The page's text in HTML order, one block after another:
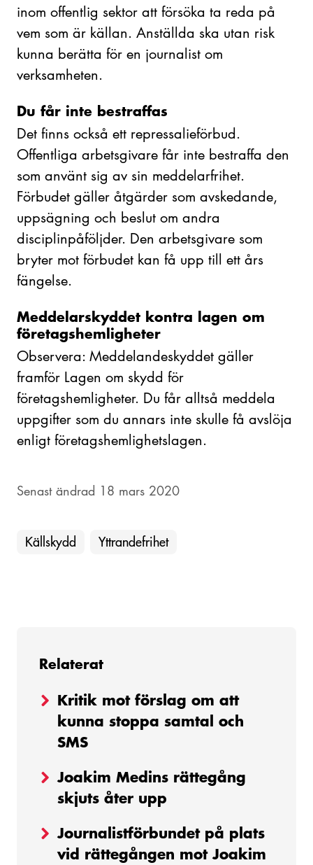
inom offentlig sektor att försöka ta reda på
vem som är källan. Anställda ska utan risk
kunna berätta för en journalist om
verksamheten.
Du får inte bestraffas
Det finns också ett repressalieförbud.
Offentliga arbetsgivare får inte bestraffa den
som använt sig av sin meddelarfrihet.
Förbudet gäller åtgärder som avskedande,
uppsägning och beslut om andra
disciplinpåföljder. Den arbetsgivare som
bryter mot förbudet kan få upp till ett års
fängelse.
Meddelarskyddet kontra lagen om
företagshemligheter
Observera: Meddelandeskyddet gäller
framför Lagen om skydd för
företagshemligheter. Du får alltså meddela
uppgifter som du annars inte skulle få avslöja
enligt företagshemlighetslagen.
Senast ändrad 18 mars 2020
Källskydd Yttrandefrihet
Relaterat
Kritik mot förslag om att
kunna stoppa samtal och
SMS
Joakim Medins rättegång
skjuts åter upp
Journalistförbundet på plats
vid rättegången mot Joakim